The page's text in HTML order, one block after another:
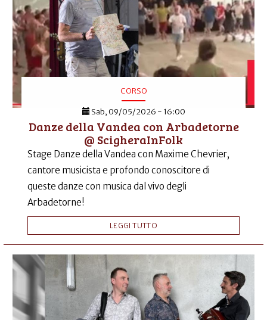
CORSO
Sab, 09/05/2026 - 16:00
Danze della Vandea con Arbadetorne
@ ScigheraInFolk
Stage Danze della Vandea con Maxime Chevrier,
cantore musicista e profondo conoscitore di
queste danze con musica dal vivo degli
Arbadetorne!
LEGGI TUTTO